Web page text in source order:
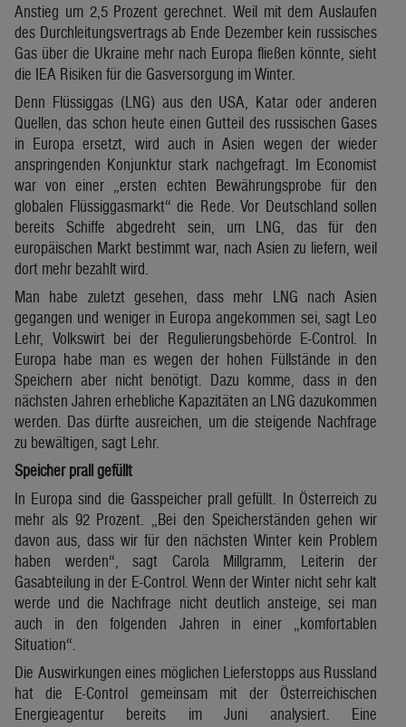
Anstieg um 2,5 Prozent gerechnet. Weil mit dem Auslaufen
des Durchleitungsvertrags ab Ende Dezember kein russisches
Gas über die Ukraine mehr nach Europa fließen könnte, sieht
die IEA Risiken für die Gasversorgung im Winter.
Denn Flüssiggas (LNG) aus den USA, Katar oder anderen
Quellen, das schon heute einen Gutteil des russischen Gases
in Europa ersetzt, wird auch in Asien wegen der wieder
anspringenden Konjunktur stark nachgefragt. Im Economist
war von einer „ersten echten Bewährungsprobe für den
globalen Flüssiggasmarkt“ die Rede. Vor Deutschland sollen
bereits Schiffe abgedreht sein, um LNG, das für den
europäischen Markt bestimmt war, nach Asien zu liefern, weil
dort mehr bezahlt wird.
Man habe zuletzt gesehen, dass mehr LNG nach Asien
gegangen und weniger in Europa angekommen sei, sagt Leo
Lehr, Volkswirt bei der Regulierungsbehörde E-Control. In
Europa habe man es wegen der hohen Füllstände in den
Speichern aber nicht benötigt. Dazu komme, dass in den
nächsten Jahren erhebliche Kapazitäten an LNG dazukommen
werden. Das dürfte ausreichen, um die steigende Nachfrage
zu bewältigen, sagt Lehr.
Speicher prall gefüllt
In Europa sind die Gasspeicher prall gefüllt. In Österreich zu
mehr als 92 Prozent. „Bei den Speicherständen gehen wir
davon aus, dass wir für den nächsten Winter kein Problem
haben werden“, sagt Carola Millgramm, Leiterin der
Gasabteilung in der E-Control. Wenn der Winter nicht sehr kalt
werde und die Nachfrage nicht deutlich ansteige, sei man
auch in den folgenden Jahren in einer „komfortablen
Situation“.
Die Auswirkungen eines möglichen Lieferstopps aus Russland
hat die E-Control gemeinsam mit der Österreichischen
Energieagentur bereits im Juni analysiert. Eine